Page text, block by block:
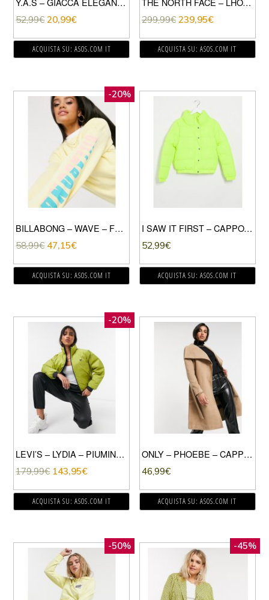
52,99€ 20,99€
ACQUISTA SU: ASOS.COM IT
299,99€ 239,95€
ACQUISTA SU: ASOS.COM IT
-20%
BILLABONG – WAVE – FELPA DA MARE GIALLO SLAVATO
58,99€ 47,15€
ACQUISTA SU: ASOS.COM IT
I SAW IT FIRST – CAPPOTTO IMBOTTITO OVERSIZE GIALLO FLUO
52,99€
ACQUISTA SU: ASOS.COM IT
-20%
LEVI’S – LYDIA – PIUMINO DOUBLE-FACE GIALLO
179,99€ 143,95€
ACQUISTA SU: ASOS.COM IT
ONLY – PHOEBE – CAPPOTTO LUNGHEZZA MEDIA GIALLO DRAPPEGGIATO
46,99€
ACQUISTA SU: ASOS.COM IT
-50% -45%